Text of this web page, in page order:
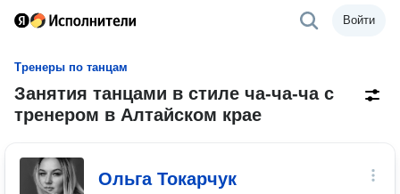
Войти
Тренеры по танцам
Занятия танцами в стиле ча-ча-ча с
тренером в Алтайском крае
Ольга Токарчук